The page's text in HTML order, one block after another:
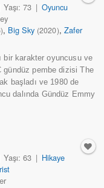
Yaşı: 73 | Oyuncu
, Big Sky (2020), Zafer
bir karakter oyuncusu ve
gündüz pembe dizisi The
başladı ve 1980 de
dalında Gündüz Emmy
Yaşı: 63 | Hikaye